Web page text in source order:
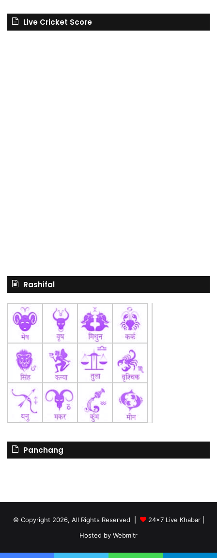
Live Cricket Score
Rashifal
Panchang
© Copyright 2026, All Rights Reserved | 24x7 Live Khabar|
Hosted by Webmitr